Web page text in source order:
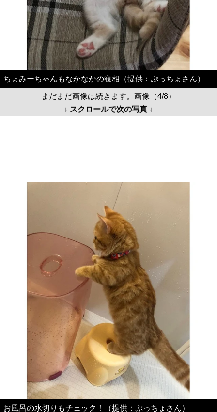
ちょみーちゃんもなかなかの寝相（提供：ぷっちょさん）
まだまだ画像は続きます。画像（4/8）
↓ スクロールで次の写真 ↓
お風呂の水切りもチェック！（提供：ぷっちょさん）